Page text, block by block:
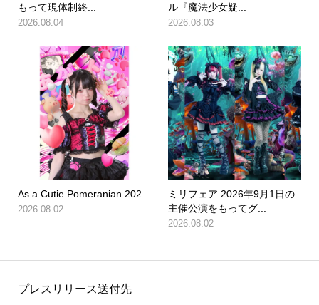
もって現体制終...
2026.08.04
ル『魔法少女疑...
2026.08.03
As a Cutie Pomeranian 202...
2026.08.02
ミリフェア 2026年9月1日の
主催公演をもってグ...
2026.08.02
プレスリリース送付先